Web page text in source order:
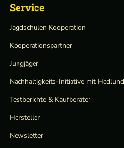
Service
Jagdschulen Kooperation
Kooperationspartner
Jungjäger
Nachhaltigkeits-Initiative mit Hedlund
Testberichte & Kaufberater
Hersteller
Newsletter